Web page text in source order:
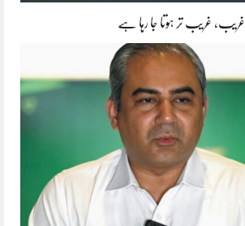
غریب، غریب تر ہوتا جا رہا ہے